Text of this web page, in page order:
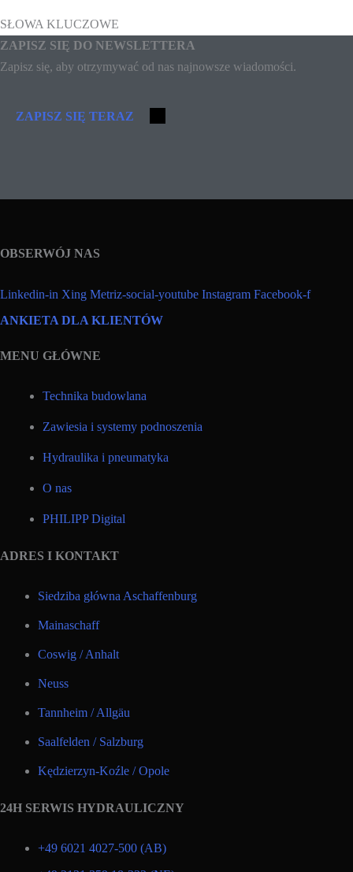
SŁOWA KLUCZOWE
ZAPISZ SIĘ DO NEWSLETTERA
Zapisz się, aby otrzymywać od nas najnowsze wiadomości.
ZAPISZ SIĘ TERAZ
OBSERWÓJ NAS
Linkedin-in Xing Metriz-social-youtube Instagram Facebook-f
ANKIETA DLA KLIENTÓW
MENU GŁÓWNE
Technika budowlana
Zawiesia i systemy podnoszenia
Hydraulika i pneumatyka
O nas
PHILIPP Digital
ADRES I KONTAKT
Siedziba główna Aschaffenburg
Mainaschaff
Coswig / Anhalt
Neuss
Tannheim / Allgäu
Saalfelden / Salzburg
Kędzierzyn-Koźle / Opole
24H SERWIS HYDRAULICZNY
+49 6021 4027-500 (AB)